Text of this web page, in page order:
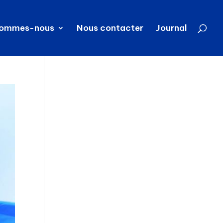
nous Nous contacter Journal